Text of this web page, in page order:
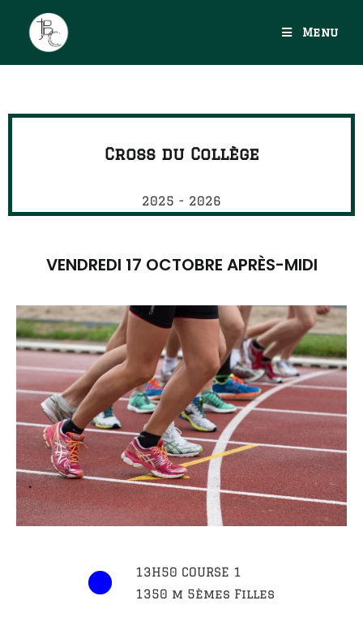
Menu
Cross du Collège
2025 - 2026
VENDREDI 17 OCTOBRE APRÈS-MIDI
13H50 COURSE 1
1350 m 5èmes Filles